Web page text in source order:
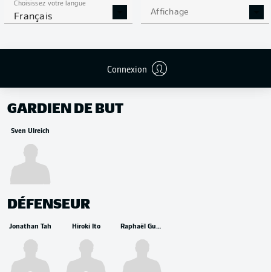
Choisissez votre langue
Français Affichage
Connexion
Jonas Urbig
REMPLAÇANTS
GARDIEN DE BUT
Sven Ulreich
DÉFENSEUR
Jonathan Tah Hiroki Ito Raphaël Guerreiro